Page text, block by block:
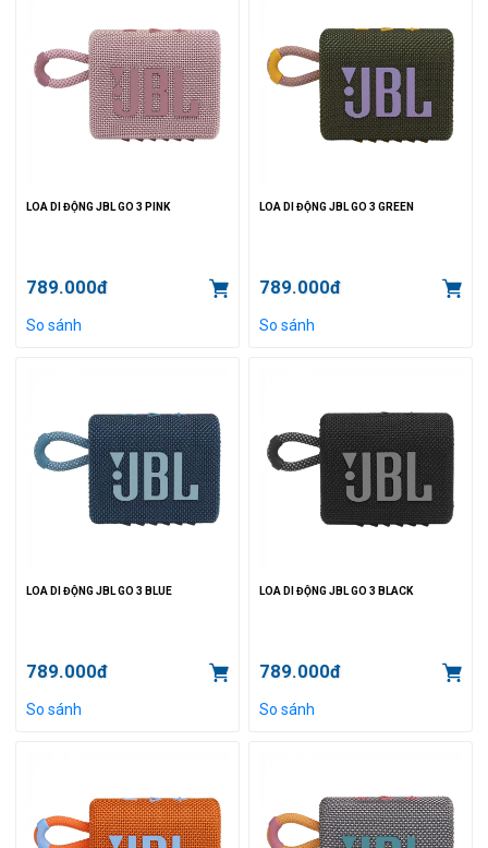
LOA DI ĐỘNG JBL GO 3 PINK
789.000đ
So sánh
LOA DI ĐỘNG JBL GO 3 GREEN
789.000đ
So sánh
LOA DI ĐỘNG JBL GO 3 BLUE
789.000đ
So sánh
LOA DI ĐỘNG JBL GO 3 BLACK
789.000đ
So sánh